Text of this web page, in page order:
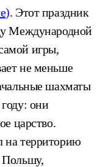
. Этот праздник
Международной
игры,
не меньше
шахматы
они
царство.
на территорию
Польшу,